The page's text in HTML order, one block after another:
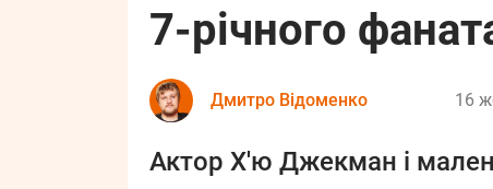
7-річного
Дмитро Відоменко 16
Актор Х'ю Джекман і